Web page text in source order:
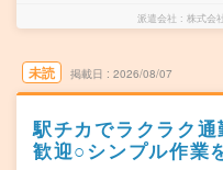
派遣会社 株式会
未読 掲載日 2026/08/07
駅チカでラクラク
歓迎○シンプル作業